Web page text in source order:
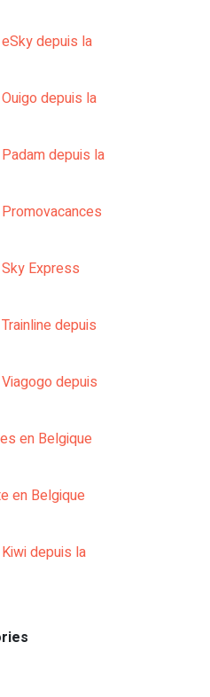
depuis la
depuis la
depuis la
Express
depuis
depuis
en Belgique
en Belgique
depuis la